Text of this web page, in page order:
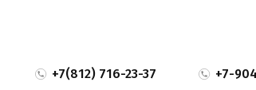
+7(812) 716-23-37 +7-